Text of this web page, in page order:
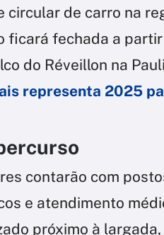
circular de carro na
ficará fechada a partir
do Réveillon na
representa 2025
contarão com
e atendimento
próximo à